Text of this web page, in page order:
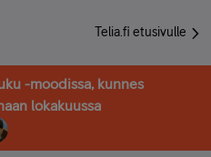
Telia.fi etusivulle
-moodissa, kunnes
lokakuussa